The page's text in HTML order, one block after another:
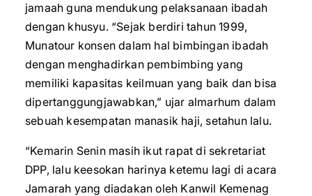
jamaah guna mendukung pelaksanaan ibadah
dengan khusyu. “Sejak berdiri tahun 1999,
Munatour konsen dalam hal bimbingan ibadah
dengan menghadirkan pembimbing yang
memiliki kapasitas keilmuan yang baik dan bisa
dipertanggungjawabkan,” ujar almarhum dalam
sebuah kesempatan manasik haji, setahun lalu.
“Kemarin Senin masih ikut rapat di sekretariat
DPP, lalu keesokan harinya ketemu lagi di acara
Jamarah yang diadakan oleh Kanwil Kemenag